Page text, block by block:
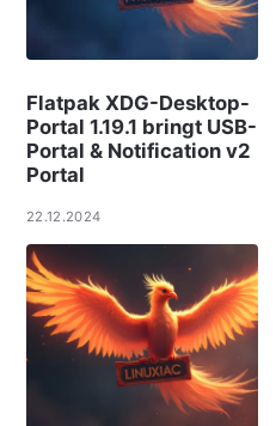
Flatpak XDG-Desktop-
Portal 1.19.1 bringt USB-
Portal & Notification v2
Portal
22.12.2024